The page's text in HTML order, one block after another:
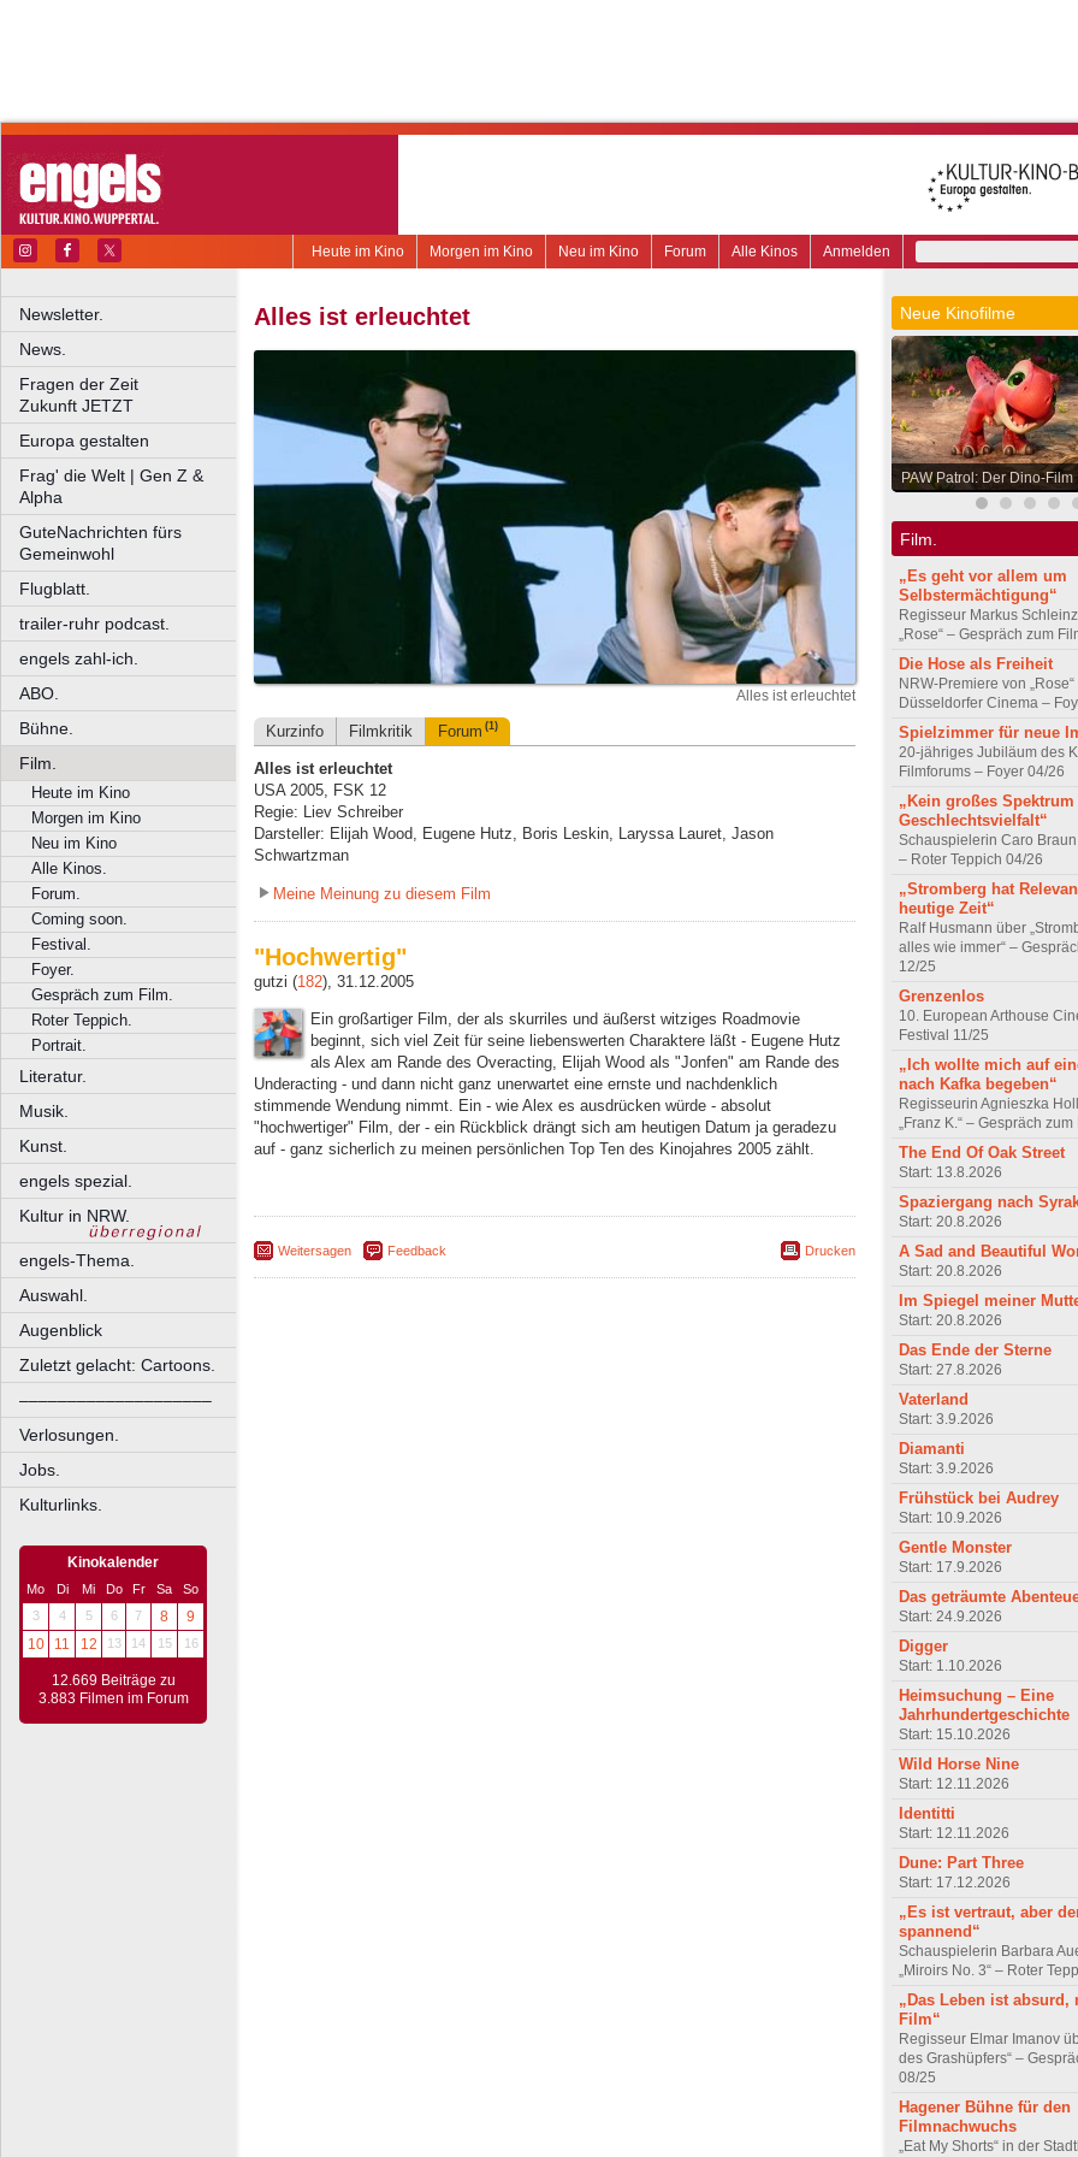
Anmelden
Alle Kinos
Forum
Neu im Kino
Morgen im Kino
Heute im Kino
Newsletter.
News.
Fragen der Zeit
Zukunft JETZT
Europa gestalten
Frag' die Welt | Gen Z &
Alpha
GuteNachrichten fürs
Gemeinwohl
Flugblatt.
trailer-ruhr podcast.
engels zahl-ich.
ABO.
Bühne.
Film.
Heute im Kino
Morgen im Kino
Neu im Kino
Alle Kinos.
Forum.
Coming soon.
Festival.
Foyer.
Gespräch zum Film.
Roter Teppich.
Portrait.
Literatur.
Musik.
Kunst.
engels spezial.
Kultur in NRW.
engels-Thema.
Auswahl.
Augenblick
Zuletzt gelacht: Cartoons.
––––––––––––––––––––
Verlosungen.
Jobs.
Kulturlinks.
Kinokalender
Mo Di Mi Do Fr Sa
So
3
4 5 6 7 8
9
10
11 12 13 14 15 16
12.669 Beiträge zu
3.883 Filmen im Forum
Alles ist erleuchtet
Alles ist erleuchtet
Kurzinfo Filmkritik Forum (1)
Alles ist erleuchtet
USA 2005, FSK 12
Regie: Liev Schreiber
Darsteller: Elijah Wood, Eugene Hutz, Boris Leskin, Laryssa Lauret, Jason
Schwartzman
Meine Meinung zu diesem Film
"Hochwertig"
gutzi (182), 31.12.2005
Ein großartiger Film, der als skurriles und äußerst witziges Roadmovie
beginnt, sich viel Zeit für seine liebenswerten Charaktere läßt - Eugene Hutz
als Alex am Rande des Overacting, Elijah Wood als "Jonfen" am Rande des
Underacting - und dann nicht ganz unerwartet eine ernste und nachdenklich
stimmende Wendung nimmt. Ein - wie Alex es ausdrücken würde - absolut
"hochwertiger" Film, der - ein Rückblick drängt sich am heutigen Datum ja geradezu
auf - ganz sicherlich zu meinen persönlichen Top Ten des Kinojahres 2005 zählt.
Weitersagen Feedback Drucken
Neue Kinofilme
PAW Patrol: Der Dino-Film
Film.
„Es geht vor allem um
Selbstermächtigung“
Regisseur Markus
„Rose“ – Gespräch zum
Die Hose als Freiheit
NRW-Premiere von „Rose“
Düsseldorfer Cinema –
Spielzimmer für neue
20-jähriges Jubiläum des
Filmforums – Foyer 04/26
„Kein großes Spektrum
Geschlechtsvielfalt“
Schauspielerin Caro Braun
– Roter Teppich 04/26
„Stromberg hat
heutige Zeit“
Ralf Husmann über
alles wie immer“ –
12/25
Grenzenlos
10. European Arthouse
Festival 11/25
„Ich wollte mich auf
nach Kafka begeben“
Regisseurin Agnieszka
„Franz K.“ – Gespräch
The End Of Oak Street
Start: 13.8.2026
Spaziergang nach
Start: 20.8.2026
A Sad and Beautiful
Start: 20.8.2026
Im Spiegel meiner
Start: 20.8.2026
Das Ende der Sterne
Start: 27.8.2026
Vaterland
Start: 3.9.2026
Diamanti
Start: 3.9.2026
Frühstück bei Audrey
Start: 10.9.2026
Gentle Monster
Start: 17.9.2026
Das geträumte
Start: 24.9.2026
Digger
Start: 1.10.2026
Heimsuchung – Eine
Jahrhundertgeschichte
Start: 15.10.2026
Wild Horse Nine
Start: 12.11.2026
Identitti
Start: 12.11.2026
Dune: Part Three
Start: 17.12.2026
„Es ist vertraut, aber
spannend“
Schauspielerin Barbara
„Miroirs No. 3“ – Roter
„Das Leben ist absurd,
Film“
Regisseur Elmar Imanov
des Grashüpfers“ –
08/25
Hagener Bühne für den
Filmnachwuchs
„Eat My Shorts“ in der